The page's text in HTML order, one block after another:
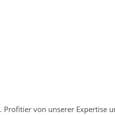
. Profitier von unserer Expertise